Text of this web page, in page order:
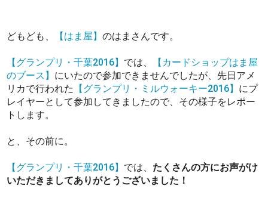
どもども、 【はま屋】のはまさんです。
【グランプリ・千葉2016】 では、
【カードショップはま屋
のブース】 にいたので参加できませんでしたが、先日アメ
リカで行われた
【グランプリ・ミルウォーキー2016】 にプ
レイヤーとして参加してきましたので、その様子をレポー
トします。
と、その前に。
【グランプリ・千葉2016】 では、 たくさんの方にお声がけ
いただきましてありがとうございました！